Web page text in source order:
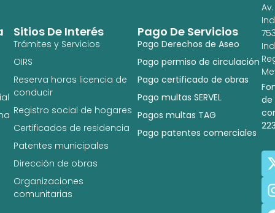
Pago De Servicios
Pago Derechos de Aseo
Pago permiso de circulación
Pago certificado de obras
Pago multas SERVEL
Pagos multas TAG
Pago patentes comerciales
Sitios De Interés
Trámites y Servicios
OIRS
Reserva horas licencia de
conducir
Registro social de hogares
Certificados de residencia
Patentes municipales
Dirección de obras
Organizaciones
comunitarias
Av.
de